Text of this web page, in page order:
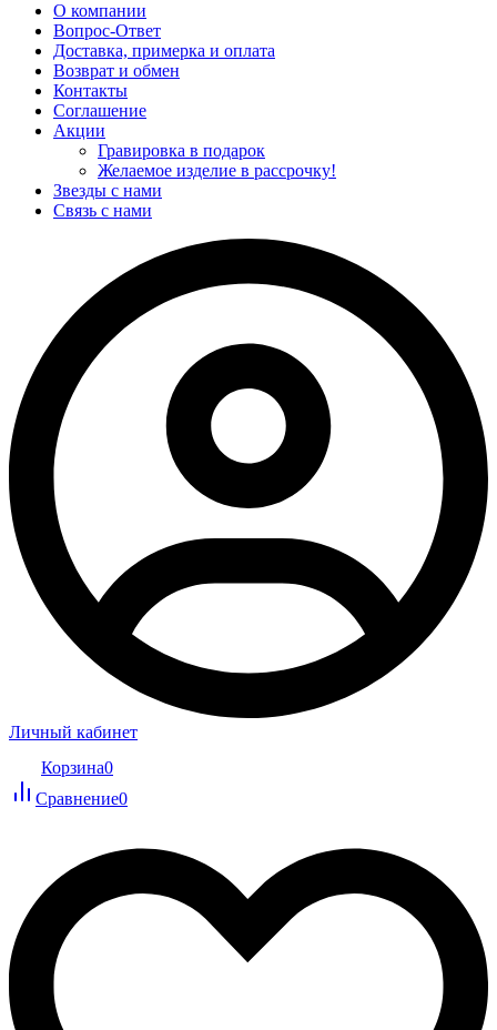
О компании
Вопрос-Ответ
Доставка, примерка и оплата
Возврат и обмен
Контакты
Соглашение
Акции
Гравировка в подарок
Желаемое изделие в рассрочку!
Звезды с нами
Связь с нами
Личный кабинет
Корзина0
Сравнение0